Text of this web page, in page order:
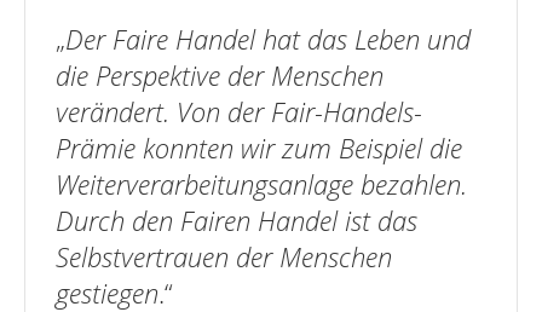
„Der Faire Handel hat das Leben und
die Perspektive der Menschen
verändert. Von der Fair-Handels-
Prämie konnten wir zum Beispiel die
Weiterverarbeitungsanlage bezahlen.
Durch den Fairen Handel ist das
Selbstvertrauen der Menschen
gestiegen.“